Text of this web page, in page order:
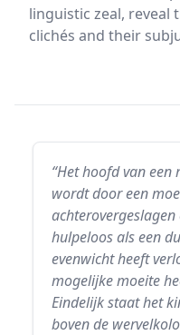
linguistic zeal, reveal
clichés and their
“Het hoofd van een
wordt door een
hulpeloos als een
evenwicht heeft
mogelijke moeite
Eindelijk staat het
boven de